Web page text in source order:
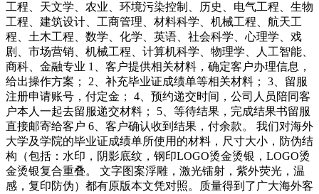
工程、天文学、农业、环境污染控制、历史、电气工程、生物
工程、建筑设计、工商管理、材料科学、机械工程、航天工
程、土木工程、数学、化学、英语、社会科学、心理学、戏
剧、市场营销、机械工程、计算机科学、物理学、人工智能、
商科、金融专业 1、客户提供相关材料，确定客户办理信息，
给出操作方案； 2、补充毕业证成绩单等相关材料； 3、留服
注册申请账号，付定金； 4、预约递交时间，公司人员陪同客
户本人一起去留服递交材料； 5、等待结果，完成结果书留服
直接邮寄给客户 6、客户确认收到结果，付余款。 我们对海外
大学及学院的毕业证成绩单所使用的材料，尺寸大小，防伪结
构（包括：水印，阴影底纹，钢印LOGO烫金烫银，LOGO烫
金烫银复合重叠。 文字图案浮雕，激光镭射，紫外荧光，温
感，复印防伪）都有原版本文凭对照。质量得到了广大海外客